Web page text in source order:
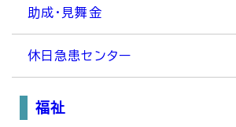
助成・見舞金
休日急患センター
福祉